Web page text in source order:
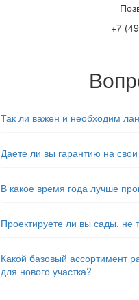
+7
Так ли важен и необходим
Даете ли вы гарантию на
В какое время года лучше
Проектируете ли вы сады, не
Какой базовый ассортимент
для нового участка?